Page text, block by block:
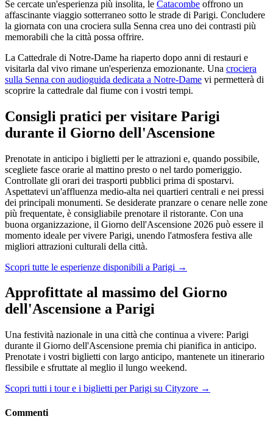
Se cercate un'esperienza più insolita, le Catacombe offrono un
affascinante viaggio sotterraneo sotto le strade di Parigi. Concludere
la giornata con una crociera sulla Senna crea uno dei contrasti più
memorabili che la città possa offrire.
La Cattedrale di Notre-Dame ha riaperto dopo anni di restauri e
visitarla dal vivo rimane un'esperienza emozionante. Una crociera
sulla Senna con audioguida dedicata a Notre-Dame vi permetterà di
scoprire la cattedrale dal fiume con i vostri tempi.
Consigli pratici per visitare Parigi
durante il Giorno dell'Ascensione
Prenotate in anticipo i biglietti per le attrazioni e, quando possibile,
scegliete fasce orarie al mattino presto o nel tardo pomeriggio.
Controllate gli orari dei trasporti pubblici prima di spostarvi.
Aspettatevi un'affluenza medio-alta nei quartieri centrali e nei pressi
dei principali monumenti. Se desiderate pranzare o cenare nelle zone
più frequentate, è consigliabile prenotare il ristorante. Con una
buona organizzazione, il Giorno dell'Ascensione 2026 può essere il
momento ideale per vivere Parigi, unendo l'atmosfera festiva alle
migliori attrazioni culturali della città.
Scopri tutte le esperienze disponibili a Parigi →
Approfittate al massimo del Giorno
dell'Ascensione a Parigi
Una festività nazionale in una città che continua a vivere: Parigi
durante il Giorno dell'Ascensione premia chi pianifica in anticipo.
Prenotate i vostri biglietti con largo anticipo, mantenete un itinerario
flessibile e sfruttate al meglio il lungo weekend.
Scopri tutti i tour e i biglietti per Parigi su Cityzore →
Commenti